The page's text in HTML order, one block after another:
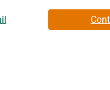
par IMMOBILIERE DE LA
Enregistré à de Les
auxquels ce bien est